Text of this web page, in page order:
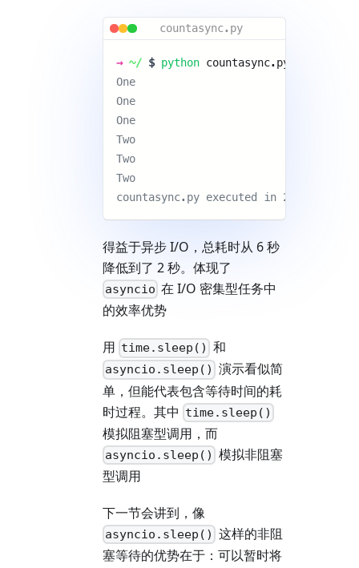
countasync.py
→ ~/ $ python countasync.py
One
One
One
Two
Two
Two
countasync.py executed in 2.00
得益于异步 I/O，总耗时从 6 秒
降低到了 2 秒。体现了
asyncio 在 I/O 密集型任务中
的效率优势
用 time.sleep() 和
asyncio.sleep() 演示看似简
单，但能代表包含等待时间的耗
时过程。其中 time.sleep()
模拟阻塞型调用，而
asyncio.sleep() 模拟非阻塞
型调用
下一节会讲到，像
asyncio.sleep() 这样的非阻
塞等待的优势在于：可以暂时将